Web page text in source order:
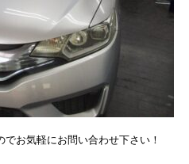
お気軽にお問い合わせ下さい！